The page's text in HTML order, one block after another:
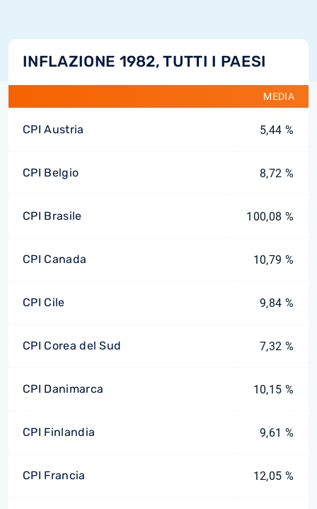
INFLAZIONE 1982, TUTTI I PAESI
MEDIA
CPI Austria 5,44 %
CPI Belgio 8,72 %
CPI Brasile 100,08 %
CPI Canada 10,79 %
CPI Cile 9,84 %
CPI Corea del Sud 7,32 %
CPI Danimarca 10,15 %
CPI Finlandia 9,61 %
CPI Francia 12,05 %